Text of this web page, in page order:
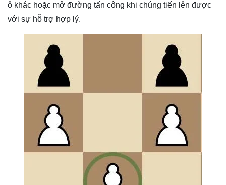
ô khác hoặc mở đường tấn công khi chúng tiến lên được
với sự hỗ trợ hợp lý.